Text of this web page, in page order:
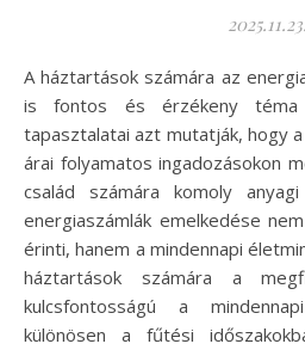
2025.11.23.
A háztartások számára az energiaárak emelkedése mindig
is fontos és érzékeny
tapasztalatai azt mutatják, hogy
árai folyamatos ingadozásokon
család számára komoly
energiaszámlák emelkedése
érinti, hanem a mindennapi
háztartások számára a
kulcsfontosságú a
különösen a fűtési